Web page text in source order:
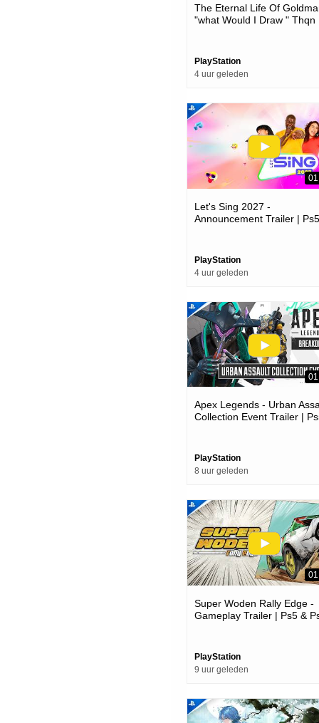
The Eternal Life Of
"what Would I Draw " Thqn
PlayStation
4 uur geleden
Let's Sing 2027 -
Announcement Trailer | Ps5
PlayStation
4 uur geleden
Apex Legends - Urban
Collection Event Trailer |
PlayStation
8 uur geleden
Super Woden Rally Edge -
Gameplay Trailer | Ps5 &
PlayStation
9 uur geleden